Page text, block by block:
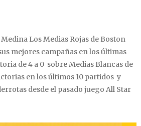
Los Medias Rojas de Boston
mejores campañas en los últimas
de 4 a 0 sobre Medias Blancas de
en los últimos 10 partidos y
desde el pasado juego All Star